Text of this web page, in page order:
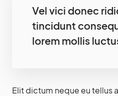
Vel vici donec
tincidunt
lorem mollis
Elit dictum neque eu tellus